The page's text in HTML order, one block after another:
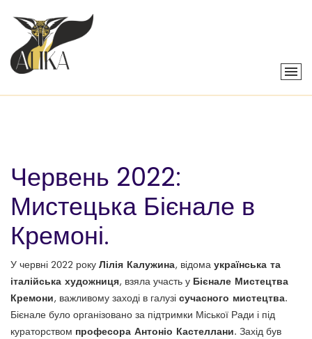
Червень 2022:
Мистецька Бієнале в
Кремоні.
У червні 2022 року Лілія Калужина, відома українська та
італійська художниця, взяла участь у Бієнале Мистецтва
Кремони, важливому заході в галузі сучасного мистецтва.
Бієнале було організовано за підтримки Міської Ради і під
кураторством професора Антоніо Кастеллани. Захід був